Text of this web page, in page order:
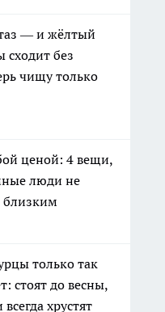
— и жёлтый
сходит без
чищу только
ценой: 4 вещи,
люди не
близким
только так
стоят до весны,
хрустят